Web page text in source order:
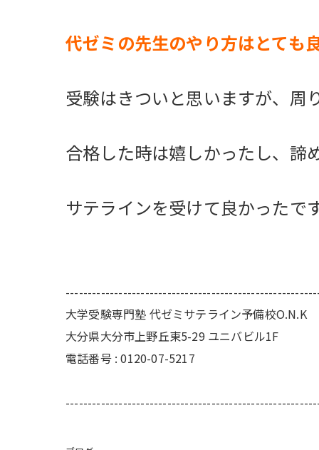
代ゼミの先生のやり方はとても
受験はきついと思いますが、周
合格した時は嬉しかったし、諦
サテラインを受けて良かったです
大学受験専門塾 代ゼミサテライン予備校O.N.K
大分県大分市上野丘東5-29 ユニバビル1F
電話番号 : 0120-07-5217